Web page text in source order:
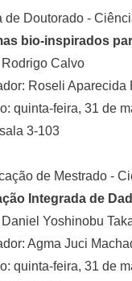
de Doutorado -
bio-inspirados
Calvo
Roseli Aparecida
quinta-feira, 31 de
3-103
de Mestrado -
Integrada de
Yoshinobu
Agma Juci
quinta-feira, 31 de